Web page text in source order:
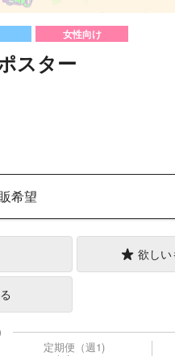
女性向け
スター
希望
欲しい
定期便（週1)